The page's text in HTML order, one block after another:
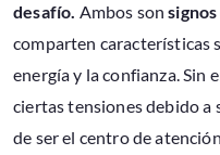
desafío. Ambos son
comparten características
energía y la confianza. Sin
ciertas tensiones debido a
de ser el centro de